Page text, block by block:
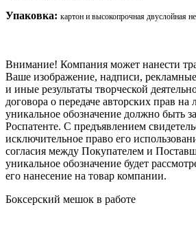
Упаковка: картон и высокопрочная двуслойная
Внимание! Компания может нанести
Ваше изображение, надписи,
и иные результаты творческой
договора о передаче авторских прав
уникальное обозначение должно быть
Роспатенте. С предъявлением
исключительное право его
согласия между Покупателем и
уникальное обозначение будет
его нанесение на товар компании.
Боксерский мешок в работе